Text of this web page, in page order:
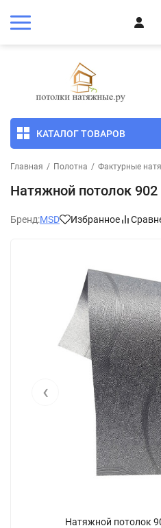
КАТАЛОГ ТОВАРОВ
Главная / Полотна / Фактурные
Натяжной потолок 902
Бренд:MSD Избранное
Натяжной потолок
‹